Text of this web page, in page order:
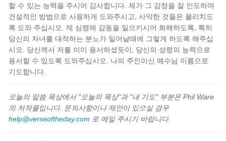
할 수 있는 능력을 주시어 감사합니다. 제가 그 감정을 잘 인도하며
건설적인 방법으로 사용하게 도와주시고, 사악한 것들은 물리치도
록 도와 주십시오. 제 심령에 감동을 일으키시어 화해하도록, 특히
당신의 자녀를 대적하는 분노가 일어날때에 그렇게 하도록 해주십
시오. 당신께서 저를 이미 용서하셨듯이, 당신의 성령의 능력으로
용서할 수 있도록 도와주십시오. 나의 주인이신 예수님 이름으로
기도합니다.
오늘의 말씀 묵상에서 "오늘의 묵상"과 "내 기도" 부분은 Phil Ware
의 저작물입니다. 문의사항이나 제안이 있으실 경우
help@verseoftheday.com 로 메일 주시기 바랍니다.